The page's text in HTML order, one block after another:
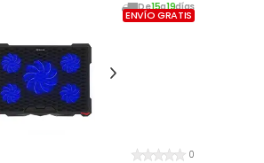
De15a19días
ENVÍO GRATIS
0